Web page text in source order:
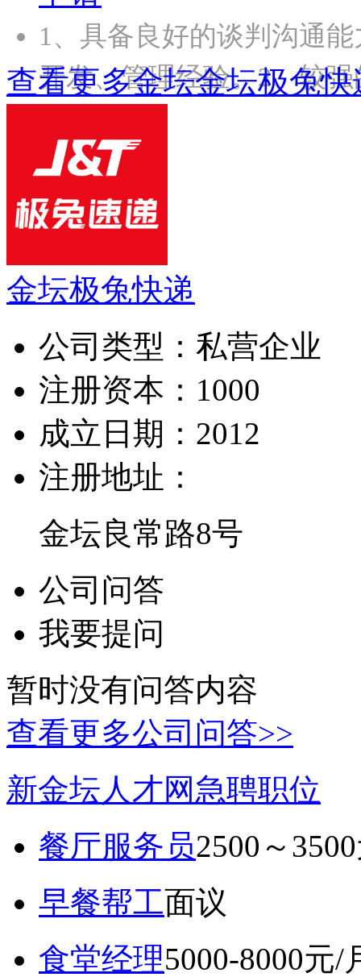
1、具备良好的谈判沟通
开发、管理经验。2、较
查看更多金坛金坛极兔
金坛极兔快递
公司类型： 私营企业
注册资本： 1000
成立日期： 2012
注册地址：
金坛良常路8号
公司问答
我要提问
暂时没有问答内容
查看更多公司问答>>
新金坛人才网急聘职位
餐厅服务员2500～
早餐帮工面议
食堂经理5000-8000元/